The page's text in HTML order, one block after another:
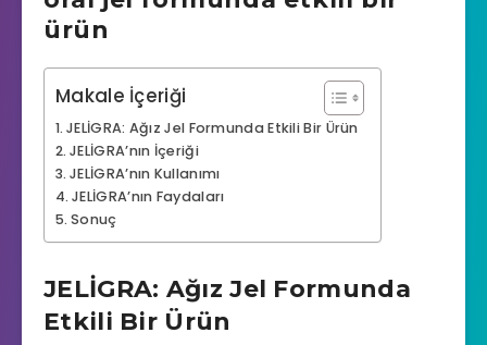
ürün
Makale İçeriği
JELİGRA: Ağız Jel Formunda Etkili Bir Ürün
JELİGRA’nın İçeriği
JELİGRA’nın Kullanımı
JELİGRA’nın Faydaları
Sonuç
JELİGRA: Ağız Jel Formunda
Etkili Bir Ürün